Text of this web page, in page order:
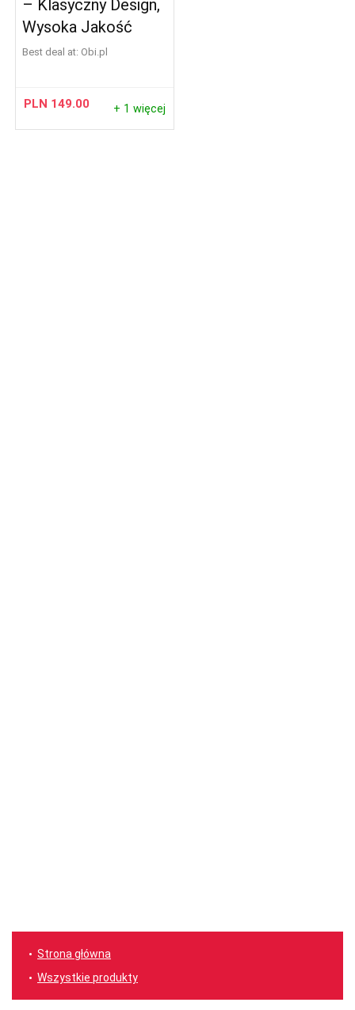
– Klasyczny Design,
Wysoka Jakość
Best deal at: obi.pl
PLN 149.00 + 1 więcej
Strona główna
Wszystkie produkty